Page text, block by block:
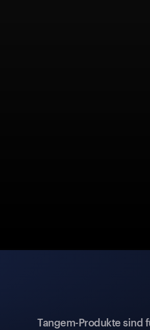
Tangem-Produkte sind